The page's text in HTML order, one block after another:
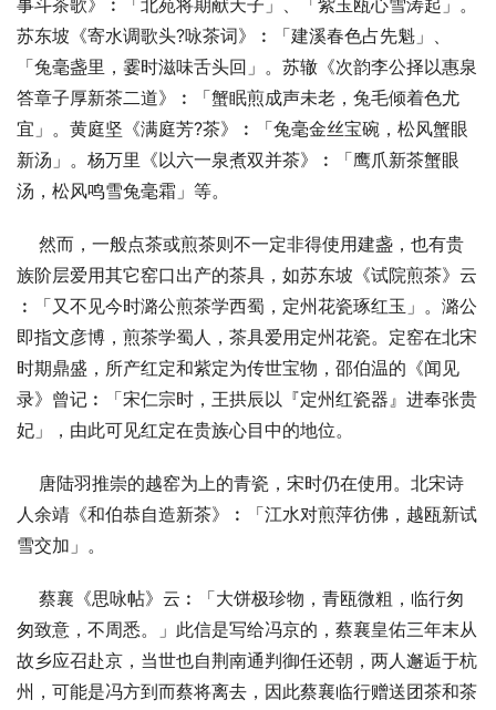
事斗茶歌》︰「北苑将期献天子」、「紫玉瓯心雪涛起」。
苏东坡《寄水调歌头?咏茶词》︰「建溪春色占先魁」、
「兔毫盏里，霎时滋味舌头回」。苏辙《次韵李公择以惠泉
答章子厚新茶二道》︰「蟹眠煎成声未老，兔毛倾着色尤
宜」。黄庭坚《满庭芳?茶》︰「兔毫金丝宝碗，松风蟹眼
新汤」。杨万里《以六一泉煮双并茶》︰「鹰爪新茶蟹眼
汤，松风鸣雪兔毫霜」等。
然而，一般点茶或煎茶则不一定非得使用建盏，也有贵
族阶层爱用其它窑口出产的茶具，如苏东坡《试院煎茶》云
︰「又不见今时潞公煎茶学西蜀，定州花瓷琢红玉」。潞公
即指文彦博，煎茶学蜀人，茶具爱用定州花瓷。定窑在北宋
时期鼎盛，所产红定和紫定为传世宝物，邵伯温的《闻见
录》曾记︰「宋仁宗时，王拱辰以『定州红瓷器』进奉张贵
妃」，由此可见红定在贵族心目中的地位。
唐陆羽推崇的越窑为上的青瓷，宋时仍在使用。北宋诗
人余靖《和伯恭自造新茶》︰「江水对煎萍彷佛，越瓯新试
雪交加」。
蔡襄《思咏帖》云︰「大饼极珍物，青瓯微粗，临行匆
匆致意，不周悉。」此信是写给冯京的，蔡襄皇佑三年末从
故乡应召赴京，当世也自荆南通判御任还朝，两人邂逅于杭
州，可能是冯方到而蔡将离去，因此蔡襄临行赠送团茶和茶